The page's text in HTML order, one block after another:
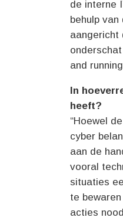
de interne
behulp
aangericht
and
In
heeft?
“Hoewel
cyber
aan de
vooral
situaties
te
acties